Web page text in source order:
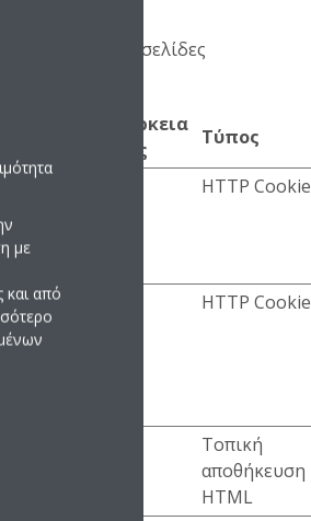
με τις σελίδες
Μέγιστη διάρκεια
αποθήκευσης
Τύπος
2 έτη HTTP Cookie
2 έτη HTTP Cookie
Τοπική
αποθήκευση
HTML
με
και από